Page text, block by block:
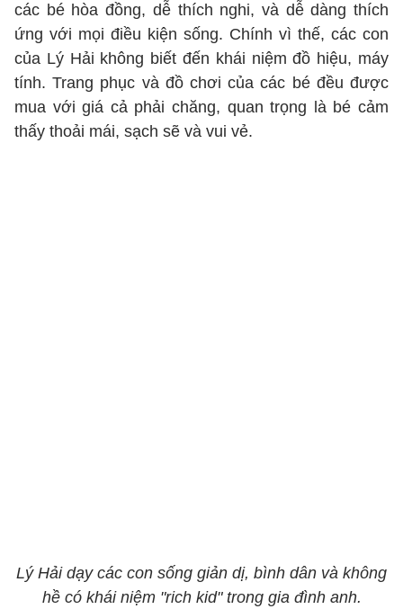
các bé hòa đồng, dễ thích nghi, và dễ dàng thích
ứng với mọi điều kiện sống. Chính vì thế, các con
của Lý Hải không biết đến khái niệm đồ hiệu, máy
tính. Trang phục và đồ chơi của các bé đều được
mua với giá cả phải chăng, quan trọng là bé cảm
thấy thoải mái, sạch sẽ và vui vẻ.
Lý Hải dạy các con sống giản dị, bình dân và không
hề có khái niệm "rich kid" trong gia đình anh.